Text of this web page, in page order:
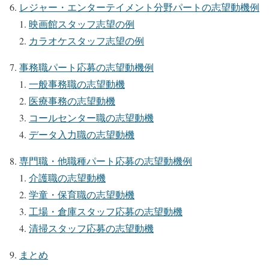
レジャー・エンターテイメント分野パートの志望動機例
映画館スタッフ志望の例
カラオケスタッフ志望の例
事務職パート応募の志望動機例
一般事務職の志望動機
医療事務の志望動機
コールセンター職の志望動機
データ入力職の志望動機
専門職・他職種パート応募の志望動機例
介護職の志望動機
学童・保育職の志望動機
工場・倉庫スタッフ応募の志望動機
清掃スタッフ応募の志望動機
まとめ